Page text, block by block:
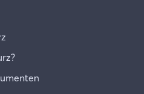
maken van de vide, de
Graag na
gasten. Van 22 t/m 7
vorm van overlast te